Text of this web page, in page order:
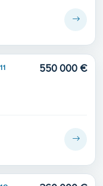
550 000 €